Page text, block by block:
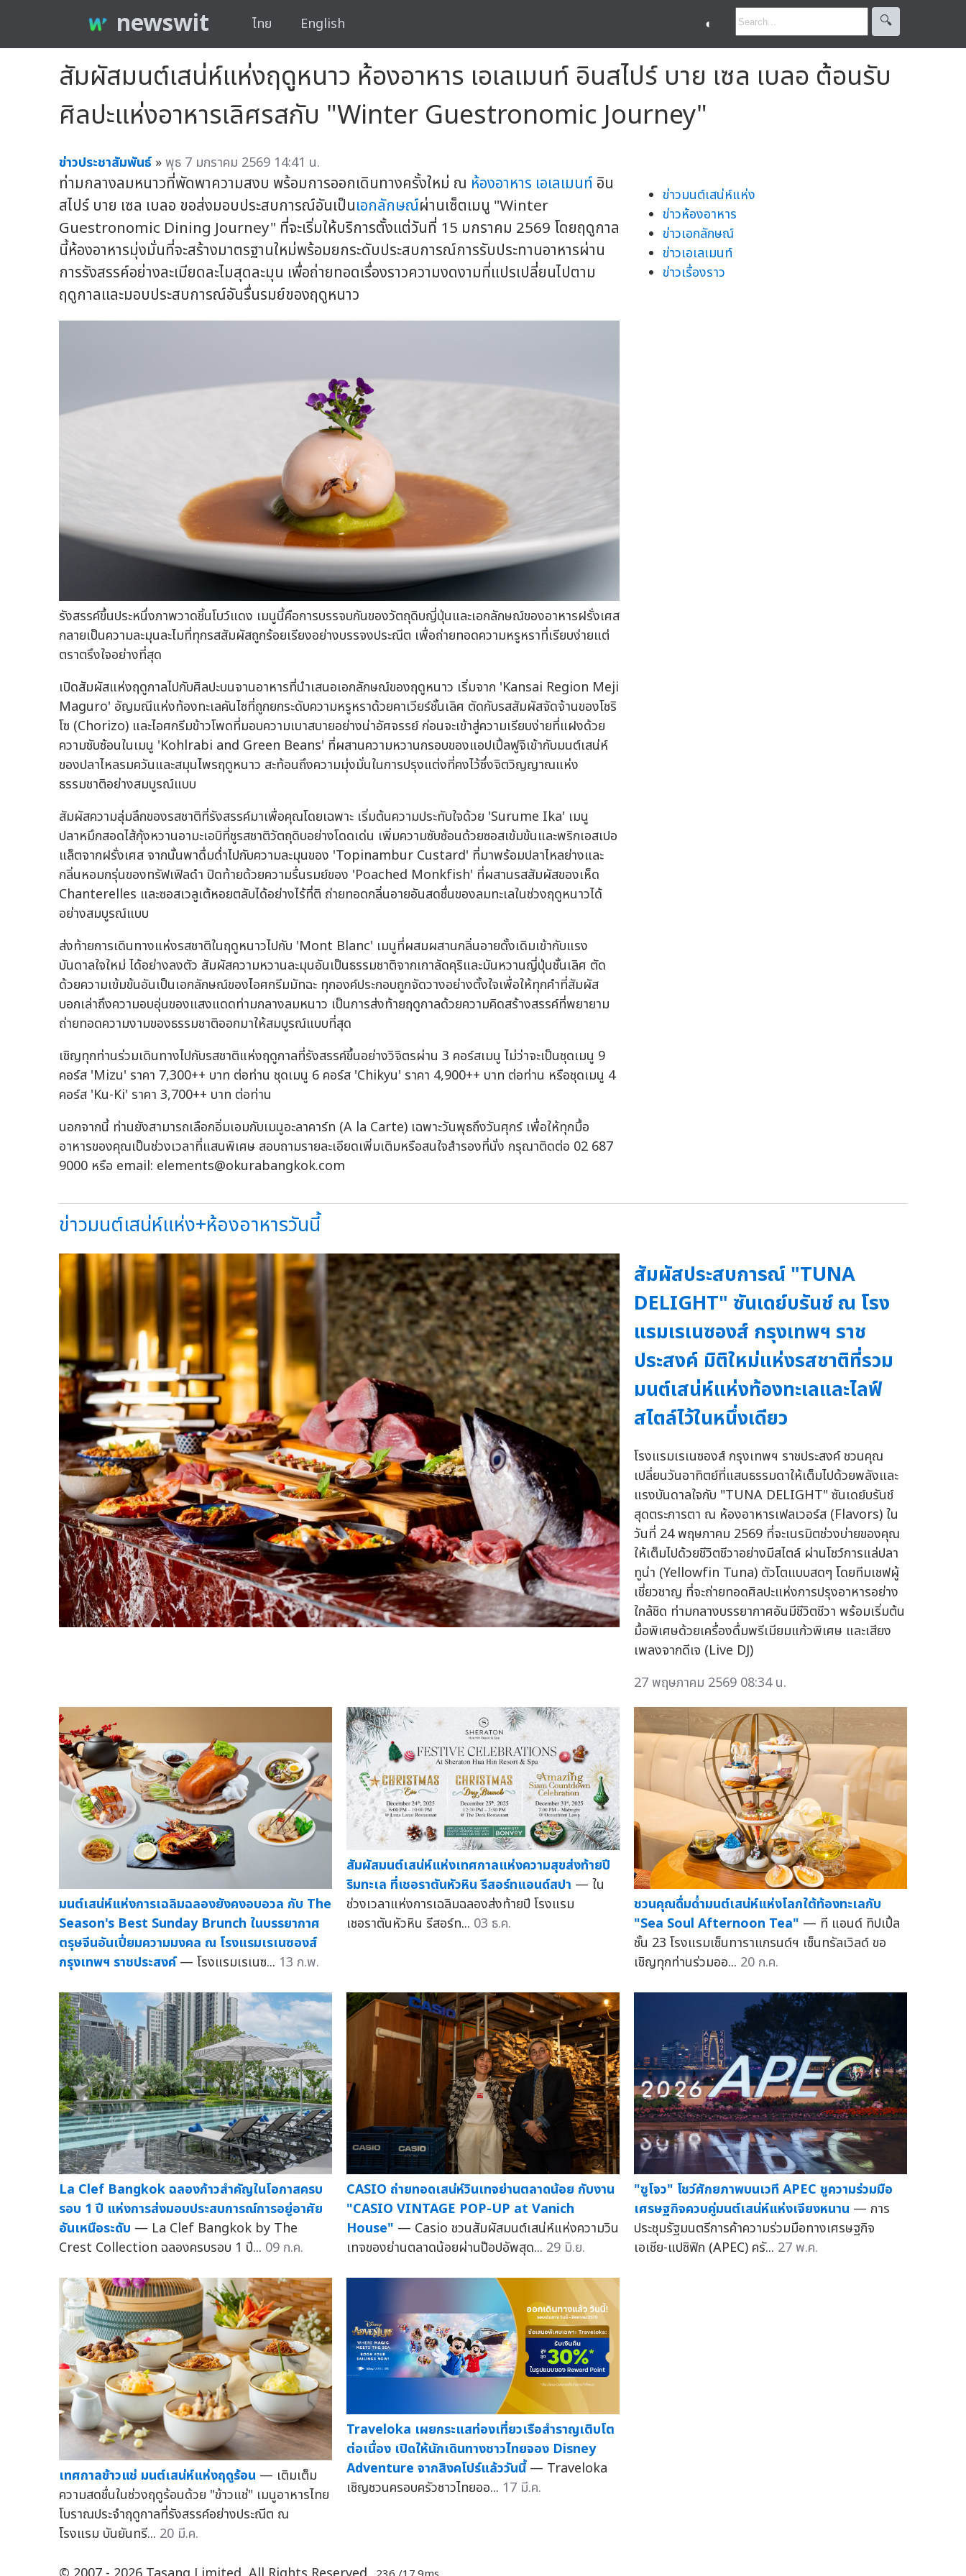
newswit ไทย English ◐ 🔍︎
สัมผัสมนต์เสน่ห์แห่งฤดูหนาว ห้องอาหาร เอเลเมนท์ อินสไปร์ บาย เซล เบลอ ต้อนรับ
ศิลปะแห่งอาหารเลิศรสกับ "Winter Guestronomic Journey"
ข่าวประชาสัมพันธ์ »พุธ 7 มกราคม 2569 14:41 น.
ท่ามกลางลมหนาวที่พัดพาความสงบ พร้อมการออกเดินทางครั้งใหม่ ณ ห้องอาหาร เอเลเมนท์ อิน
สไปร์ บาย เซล เบลอ ขอส่งมอบประสบการณ์อันเป็นเอกลักษณ์ผ่านเซ็ตเมนู "Winter
Guestronomic Dining Journey" ที่จะเริ่มให้บริการตั้งแต่วันที่ 15 มกราคม 2569 โดยฤดูกาล
นี้ห้องอาหารมุ่งมั่นที่จะสร้างมาตรฐานใหม่พร้อมยกระดับประสบการณ์การรับประทานอาหารผ่าน
การรังสรรค์อย่างละเมียดละไมสุดละมุน เพื่อถ่ายทอดเรื่องราวความงดงามที่แปรเปลี่ยนไปตาม
ฤดูกาลและมอบประสบการณ์อันรื่นรมย์ของฤดูหนาว
รังสรรค์ขึ้นประหนึ่งภาพวาดชิ้นโบว์แดง เมนูนี้คือการบรรจบกันของวัตถุดิบญี่ปุ่นและเอกลักษณ์ของอาหารฝรั่งเศส
กลายเป็นความละมุนละไมที่ทุกรสสัมผัสถูกร้อยเรียงอย่างบรรจงประณีต เพื่อถ่ายทอดความหรูหราที่เรียบง่ายแต่
ตราตรึงใจอย่างที่สุด
เปิดสัมผัสแห่งฤดูกาลไปกับศิลปะบนจานอาหารที่นำเสนอเอกลักษณ์ของฤดูหนาว เริ่มจาก 'Kansai Region Meji
Maguro' อัญมณีแห่งท้องทะเลคันไซที่ถูกยกระดับความหรูหราด้วยคาเวียร์ชั้นเลิศ ตัดกับรสสัมผัสจัดจ้านของโชริ
โซ (Chorizo) และไอศกรีมข้าวโพดที่มอบความเบาสบายอย่างน่าอัศจรรย์ ก่อนจะเข้าสู่ความเรียบง่ายที่แฝงด้วย
ความซับซ้อนในเมนู 'Kohlrabi and Green Beans' ที่ผสานความหวานกรอบของแอปเปิ้ลฟูจิเข้ากับมนต์เสน่ห์
ของปลาไหลรมควันและสมุนไพรฤดูหนาว สะท้อนถึงความมุ่งมั่นในการปรุงแต่งที่คงไว้ซึ่งจิตวิญญาณแห่ง
ธรรมชาติอย่างสมบูรณ์แบบ
สัมผัสความลุ่มลึกของรสชาติที่รังสรรค์มาเพื่อคุณโดยเฉพาะ เริ่มต้นความประทับใจด้วย 'Surume Ika' เมนู
ปลาหมึกสอดไส้กุ้งหวานอามะเอบิที่ชูรสชาติวัตถุดิบอย่างโดดเด่น เพิ่มความซับซ้อนด้วยซอสเข้มข้นและพริกเอสเปอ
แล็ตจากฝรั่งเศส จากนั้นพาดื่มด่ำไปกับความละมุนของ 'Topinambur Custard' ที่มาพร้อมปลาไหลย่างและ
กลิ่นหอมกรุ่นของทรัฟเฟิลดำ ปิดท้ายด้วยความรื่นรมย์ของ 'Poached Monkfish' ที่ผสานรสสัมผัสของเห็ด
Chanterelles และซอสเวลูเต้หอยตลับได้อย่างไร้ที่ติ ถ่ายทอดกลิ่นอายอันสดชื่นของลมทะเลในช่วงฤดูหนาวได้
อย่างสมบูรณ์แบบ
ส่งท้ายการเดินทางแห่งรสชาติในฤดูหนาวไปกับ 'Mont Blanc' เมนูที่ผสมผสานกลิ่นอายดั้งเดิมเข้ากับแรง
บันดาลใจใหม่ ได้อย่างลงตัว สัมผัสความหวานละมุนอันเป็นธรรมชาติจากเกาลัดคุริและมันหวานญี่ปุ่นชั้นเลิศ ตัด
ด้วยความเข้มข้นอันเป็นเอกลักษณ์ของไอศกรีมมัทฉะ ทุกองค์ประกอบถูกจัดวางอย่างตั้งใจเพื่อให้ทุกคำที่สัมผัส
บอกเล่าถึงความอบอุ่นของแสงแดดท่ามกลางลมหนาว เป็นการส่งท้ายฤดูกาลด้วยความคิดสร้างสรรค์ที่พยายาม
ถ่ายทอดความงามของธรรมชาติออกมาให้สมบูรณ์แบบที่สุด
เชิญทุกท่านร่วมเดินทางไปกับรสชาติแห่งฤดูกาลที่รังสรรค์ขึ้นอย่างวิจิตรผ่าน 3 คอร์สเมนู ไม่ว่าจะเป็นชุดเมนู 9
คอร์ส 'Mizu' ราคา 7,300++ บาท ต่อท่าน ชุดเมนู 6 คอร์ส 'Chikyu' ราคา 4,900++ บาท ต่อท่าน หรือชุดเมนู 4
คอร์ส 'Ku-Ki' ราคา 3,700++ บาท ต่อท่าน
นอกจากนี้ ท่านยังสามารถเลือกอิ่มเอมกับเมนูอะลาคาร์ท (A la Carte) เฉพาะวันพุธถึงวันศุกร์ เพื่อให้ทุกมื้อ
อาหารของคุณเป็นช่วงเวลาที่แสนพิเศษ สอบถามรายละเอียดเพิ่มเติมหรือสนใจสำรองที่นั่ง กรุณาติดต่อ 02 687
9000 หรือ email: elements@okurabangkok.com
ข่าวมนต์เสน่ห์แห่ง
ข่าวห้องอาหาร
ข่าวเอกลักษณ์
ข่าวเอเลเมนท์
ข่าวเรื่องราว
ข่าวมนต์เสน่ห์แห่ง+ห้องอาหารวันนี้
สัมผัสประสบการณ์ "TUNA
DELIGHT" ซันเดย์บรันช์ ณ โรง
แรมเรเนซองส์ กรุงเทพฯ ราช
ประสงค์ มิติใหม่แห่งรสชาติที่รวม
มนต์เสน่ห์แห่งท้องทะเลและไลฟ์
สไตล์ไว้ในหนึ่งเดียว
โรงแรมเรเนซองส์ กรุงเทพฯ ราชประสงค์ ชวนคุณ
เปลี่ยนวันอาทิตย์ที่แสนธรรมดาให้เต็มไปด้วยพลังและ
แรงบันดาลใจกับ "TUNA DELIGHT" ซันเดย์บรันช์
สุดตระการตา ณ ห้องอาหารเฟลเวอร์ส (Flavors) ใน
วันที่ 24 พฤษภาคม 2569 ที่จะเนรมิตช่วงบ่ายของคุณ
ให้เต็มไปด้วยชีวิตชีวาอย่างมีสไตล์ ผ่านโชว์การแล่ปลา
ทูน่า (Yellowfin Tuna) ตัวโตแบบสดๆ โดยทีมเชฟผู้
เชี่ยวชาญ ที่จะถ่ายทอดศิลปะแห่งการปรุงอาหารอย่าง
ใกล้ชิด ท่ามกลางบรรยากาศอันมีชีวิตชีวา พร้อมเริ่มต้น
มื้อพิเศษด้วยเครื่องดื่มพรีเมียมแก้วพิเศษ และเสียง
เพลงจากดีเจ (Live DJ)
27 พฤษภาคม 2569 08:34 น.
มนต์เสน่ห์แห่งการเฉลิมฉลองยังคงอบอวล กับ The
Season's Best Sunday Brunch ในบรรยากาศ
ตรุษจีนอันเปี่ยมความมงคล ณ โรงแรมเรเนซองส์
กรุงเทพฯ ราชประสงค์ — โรงแรมเรเนซ... 13 ก.พ.
สัมผัสมนต์เสน่ห์แห่งเทศกาลแห่งความสุขส่งท้ายปี
ริมทะเล ที่เชอราตันหัวหิน รีสอร์ทแอนด์สปา — ใน
ช่วงเวลาแห่งการเฉลิมฉลองส่งท้ายปี โรงแรม
เชอราตันหัวหิน รีสอร์ท... 03 ธ.ค.
ชวนคุณดื่มด่ำมนต์เสน่ห์แห่งโลกใต้ท้องทะเลกับ
"Sea Soul Afternoon Tea" — ที แอนด์ ทิปเปิ้ล
ชั้น 23 โรงแรมเซ็นทาราแกรนด์ฯ เซ็นทรัลเวิลด์ ขอ
เชิญทุกท่านร่วมออ... 20 ก.ค.
La Clef Bangkok ฉลองก้าวสำคัญในโอกาสครบ
รอบ 1 ปี แห่งการส่งมอบประสบการณ์การอยู่อาศัย
อันเหนือระดับ — La Clef Bangkok by The
Crest Collection ฉลองครบรอบ 1 ปี... 09 ก.ค.
CASIO ถ่ายทอดเสน่ห์วินเทจย่านตลาดน้อย กับงาน
"CASIO VINTAGE POP-UP at Vanich
House" — Casio ชวนสัมผัสมนต์เสน่ห์แห่งความวิน
เทจของย่านตลาดน้อยผ่านป๊อปอัพสุด... 29 มิ.ย.
"ซูโจว" โชว์ศักยภาพบนเวที APEC ชูความร่วมมือ
เศรษฐกิจควบคู่มนต์เสน่ห์แห่งเจียงหนาน — การ
ประชุมรัฐมนตรีการค้าความร่วมมือทางเศรษฐกิจ
เอเชีย-แปซิฟิก (APEC) ครั... 27 พ.ค.
เทศกาลข้าวแช่ มนต์เสน่ห์แห่งฤดูร้อน — เติมเต็ม
ความสดชื่นในช่วงฤดูร้อนด้วย "ข้าวแช่" เมนูอาหารไทย
โบราณประจำฤดูกาลที่รังสรรค์อย่างประณีต ณ
โรงแรม บันยันทรี... 20 มี.ค.
Traveloka เผยกระแสท่องเที่ยวเรือสำราญเติบโต
ต่อเนื่อง เปิดให้นักเดินทางชาวไทยจอง Disney
Adventure จากสิงคโปร์แล้ววันนี้ — Traveloka
เชิญชวนครอบครัวชาวไทยออ... 17 มี.ค.